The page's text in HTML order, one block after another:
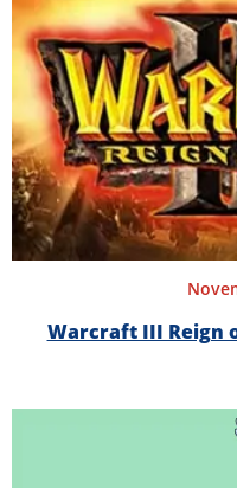
Warcraft III Reign